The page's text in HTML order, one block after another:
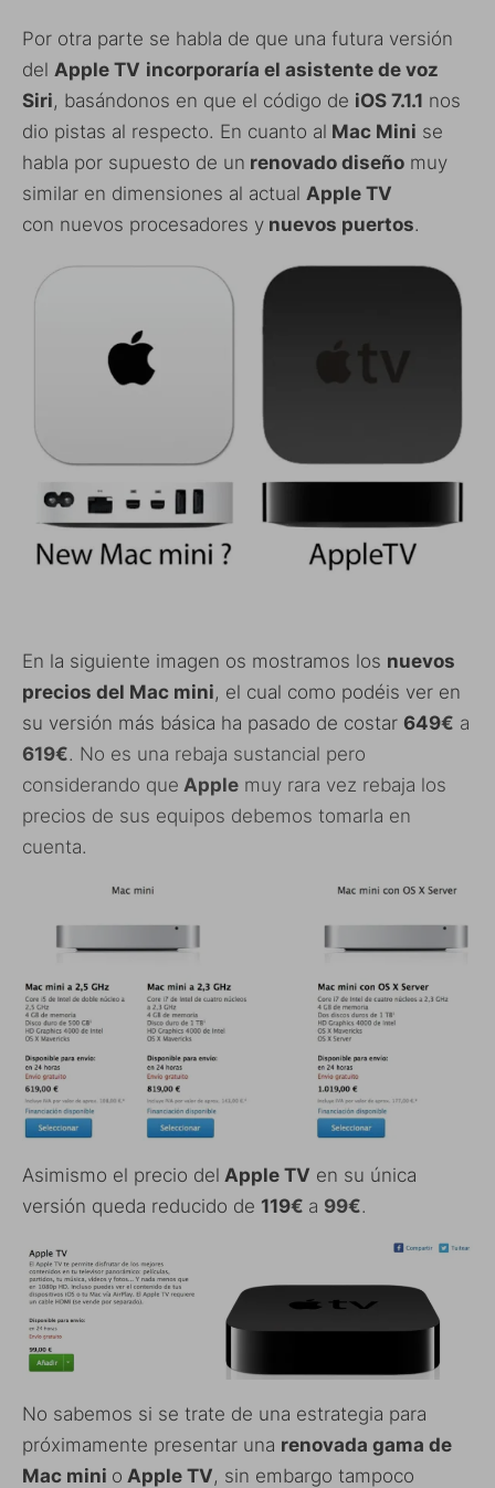
Por otra parte se habla de que una futura versión
del Apple TV incorporaría el asistente de voz
Siri, basándonos en que el código de iOS 7.1.1 nos
dio pistas al respecto. En cuanto al Mac Mini se
habla por supuesto de un renovado diseño muy
similar en dimensiones al actual Apple TV
con nuevos procesadores y nuevos puertos.
En la siguiente imagen os mostramos los nuevos
precios del Mac mini, el cual como podéis ver en
su versión más básica ha pasado de costar 649€ a
619€. No es una rebaja sustancial pero
considerando que Apple muy rara vez rebaja los
precios de sus equipos debemos tomarla en
cuenta.
Asimismo el precio del Apple TV en su única
versión queda reducido de 119€ a 99€.
No sabemos si se trate de una estrategia para
próximamente presentar una renovada gama de
Mac mini o Apple TV, sin embargo tampoco